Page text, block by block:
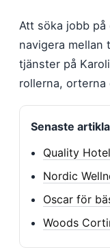
Att söka jobb
navigera mellan
tjänster på
rollerna, orterna
Senaste
Quality
Nordic
Oscar för
Woods